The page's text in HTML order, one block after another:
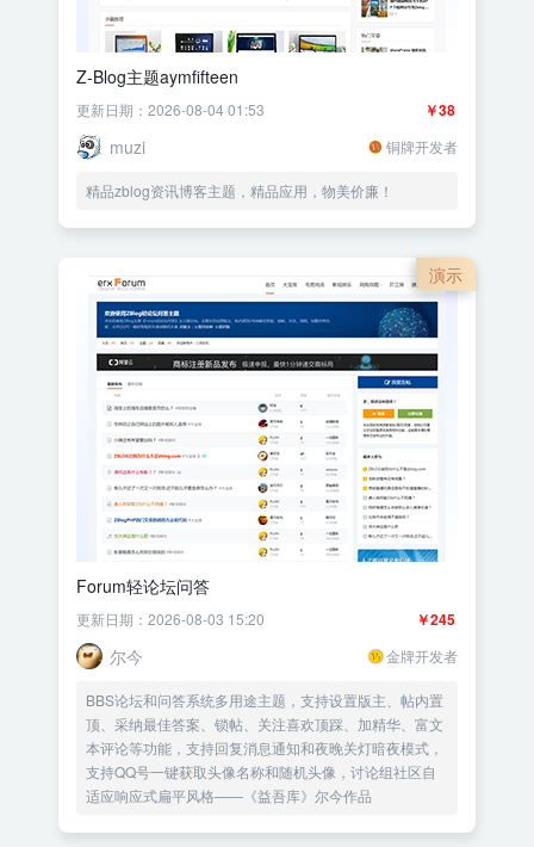
Z-Blog主题aymfifteen
￥38
更新日期：2026-08-04 01:53
muzi 铜牌开发者
精品zblog资讯博客主题，精品应用，物美价廉！
演示
Forum轻论坛问答
￥245
更新日期：2026-08-03 15:20
尔今 金牌开发者
BBS论坛和问答系统多用途主题，支持设置版主、帖内置
顶、采纳最佳答案、锁帖、关注喜欢顶踩、加精华、富文
本评论等功能，支持回复消息通知和夜晚关灯暗夜模式，
支持QQ号一键获取头像名称和随机头像，讨论组社区自
适应响应式扁平风格——《益吾库》尔今作品